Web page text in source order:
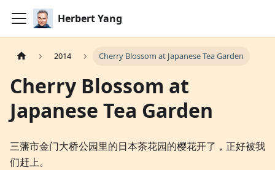
Herbert Yang
2014 Cherry Blossom at Japanese Tea Garden
Cherry Blossom at
Japanese Tea Garden
三藩市金门大桥公园里的日本茶花园的樱花开了，正好被我
们赶上。